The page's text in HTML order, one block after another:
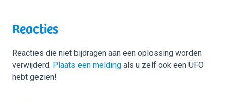
Reacties
Reacties die niet bijdragen aan een oplossing worden
verwijderd. Plaats een melding als u zelf ook een UFO
hebt gezien!